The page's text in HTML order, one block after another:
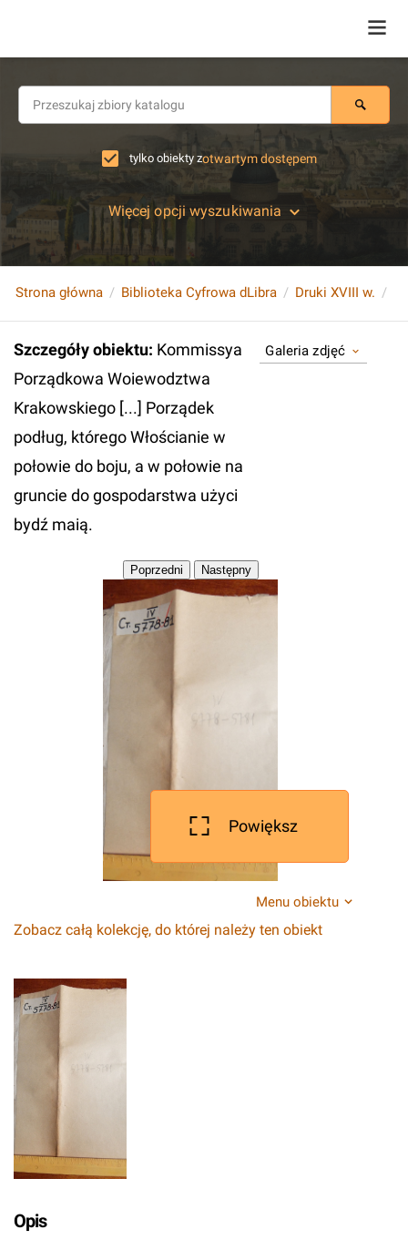
tylko obiekty zotwartym dostępem
Więcej opcji wyszukiwania
Strona główna Biblioteka Cyfrowa dLibra Druki XVIII w.
Szczegóły obiektu: Kommissya
Porządkowa Woiewodztwa
Krakowskiego [...] Porządek
podług, którego Włościanie w
połowie do boju, a w połowie na
gruncie do gospodarstwa użyci
bydź maią.
Galeria zdjęć
Powiększ
Menu obiektu
Zobacz całą kolekcję, do której należy ten obiekt
Opis